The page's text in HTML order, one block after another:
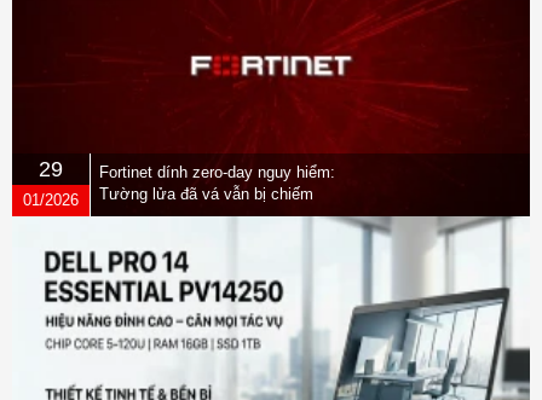
29
01/2026
Fortinet dính zero-day nguy hiểm:
Tường lửa đã vá vẫn bị chiếm
quyền